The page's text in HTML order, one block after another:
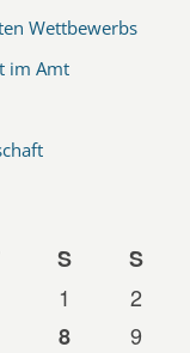
Wettbewerbs
im Amt
S
S
1
2
8
9